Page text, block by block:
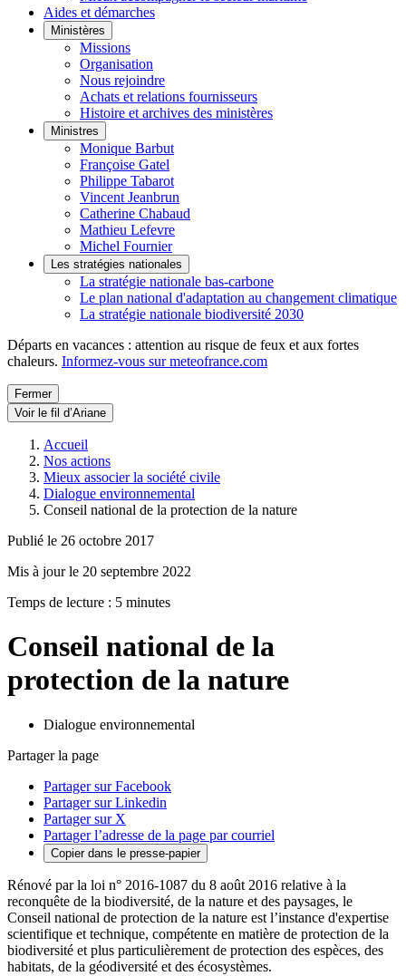
Aides et démarches
Ministères
Missions
Organisation
Nous rejoindre
Achats et relations fournisseurs
Histoire et archives des ministères
Ministres
Monique Barbut
Françoise Gatel
Philippe Tabarot
Vincent Jeanbrun
Catherine Chabaud
Mathieu Lefevre
Michel Fournier
Les stratégies nationales
La stratégie nationale bas-carbone
Le plan national d'adaptation au changement climatique
La stratégie nationale biodiversité 2030
Départs en vacances : attention au risque de feux et aux fortes
chaleurs. Informez-vous sur meteofrance.com
Fermer
Voir le fil d’Ariane
Accueil
Nos actions
Mieux associer la société civile
Dialogue environnemental
Conseil national de la protection de la nature
Publié le 26 octobre 2017
Mis à jour le 20 septembre 2022
Temps de lecture : 5 minutes
Conseil national de la
protection de la nature
Dialogue environnemental
Partager la page
Partager sur Facebook
Partager sur Linkedin
Partager sur X
Partager l’adresse de la page par courriel
Copier dans le presse-papier
Rénové par la loi n° 2016-1087 du 8 août 2016 relative à la
reconquête de la biodiversité, de la nature et des paysages, le
Conseil national de protection de la nature est l’instance d'expertise
scientifique et technique, compétente en matière de protection de la
biodiversité et plus particulièrement de protection des espèces, des
habitats, de la géodiversité et des écosystèmes.